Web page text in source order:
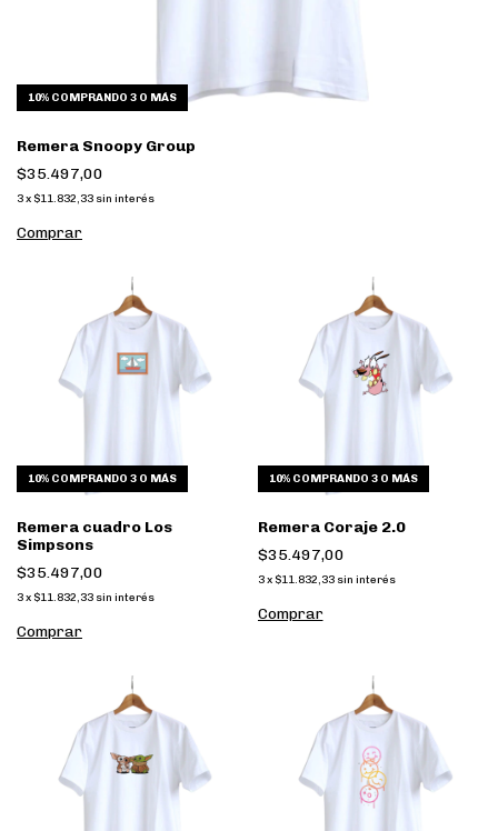
10% COMPRANDO 3 O MÁS
Remera Snoopy Group
$35.497,00
3x $11.832,33 sin interés
Comprar
10% COMPRANDO 3 O MÁS
Remera cuadro Los
Simpsons
$35.497,00
3x $11.832,33 sin interés
Comprar
10% COMPRANDO 3 O MÁS
Remera Coraje 2.0
$35.497,00
3 x $11.832,33 sin interés
Comprar